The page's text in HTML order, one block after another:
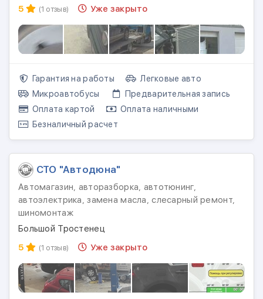
5
(1 отзыв) Уже закрыто
Гарантия на работы
Легковые авто
Микроавтобусы
Предварительная запись
Оплата картой
Оплата наличными
Безналичный расчет
СТО "Автодюна"
Автомагазин, авторазборка, автотюнинг,
автоэлектрика, замена масла, слесарный ремонт,
шиномонтаж
Большой Тростенец
5
(1 отзыв) Уже закрыто